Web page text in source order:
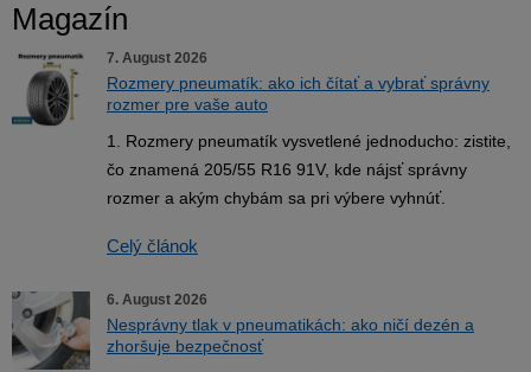
Magazín
7. August 2026
Rozmery pneumatík: ako ich čítať a vybrať správny
rozmer pre vaše auto
1. Rozmery pneumatík vysvetlené jednoducho: zistite,
čo znamená 205/55 R16 91V, kde nájsť správny
rozmer a akým chybám sa pri výbere vyhnúť.
Celý článok
6. August 2026
Nesprávny tlak v pneumatikách: ako ničí dezén a
zhoršuje bezpečnosť